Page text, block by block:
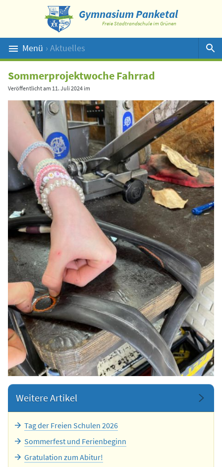
Gymnasium Panketal
Freie Stadtrandschule im Grünen
Menü › Aktuelles
Suche
Sommerprojektwoche Fahrrad
Veröffentlicht am 11. Juli 2024 im
Weitere Artikel
Tag der Freien Schulen 2026
Sommerfest und Ferienbeginn
Gratulation zum Abitur!